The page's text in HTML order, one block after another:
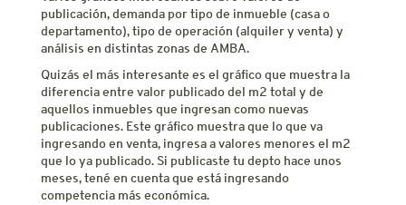
publicación, demanda por tipo de inmueble (casa o
departamento), tipo de operación (alquiler y venta) y
análisis en distintas zonas de AMBA.
Quizás el más interesante es el gráfico que muestra la
diferencia entre valor publicado del m2 total y de
aquellos inmuebles que ingresan como nuevas
publicaciones. Este gráfico muestra que lo que va
ingresando en venta, ingresa a valores menores el m2
que lo ya publicado. Si publicaste tu depto hace unos
meses, tené en cuenta que está ingresando
competencia más económica.